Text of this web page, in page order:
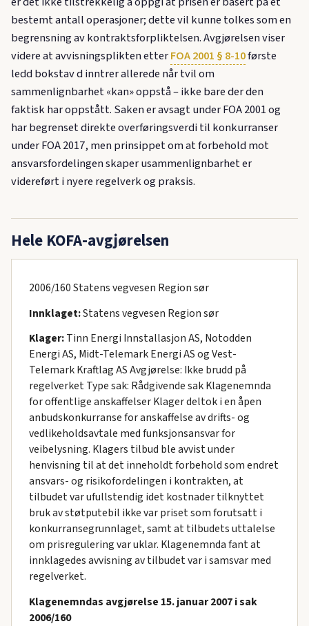
bestemt antall operasjoner; dette vil kunne tolkes som en
begrensning av kontraktsforpliktelsen. Avgjørelsen viser
videre at avvisningsplikten etterFOA 2001 § 8-10første
ledd bokstav d inntrer allerede når tvil om
sammenlignbarhet «kan» oppstå – ikke bare der den
faktisk har oppstått. Saken er avsagt under FOA 2001 og
har begrenset direkte overføringsverdi til konkurranser
under FOA 2017, men prinsippet om at forbehold mot
ansvarsfordelingen skaper usammenlignbarhet er
videreført i nyere regelverk og praksis.
Hele KOFA-avgjørelsen
2006/160 Statens vegvesen Region sør
Innklaget:Statens vegvesen Region sør
Klager:Tinn Energi Innstallasjon AS, Notodden
Energi AS, Midt-Telemark Energi AS og Vest-
Telemark Kraftlag AS Avgjørelse: Ikke brudd på
regelverket Type sak: Rådgivende sak Klagenemnda
for offentlige anskaffelser Klager deltok i en åpen
anbudskonkurranse for anskaffelse av drifts- og
vedlikeholdsavtale med funksjonsansvar for
veibelysning. Klagers tilbud ble avvist under
henvisning til at det inneholdt forbehold som endret
ansvars- og risikofordelingen i kontrakten, at
tilbudet var ufullstendig idet kostnader tilknyttet
bruk av støtputebil ikke var priset som forutsatt i
konkurransegrunnlaget, samt at tilbudets uttalelse
om prisregulering var uklar. Klagenemnda fant at
innklagedes avvisning av tilbudet var i samsvar med
regelverket.
Klagenemndas avgjørelse 15. januar 2007 i sak
2006/160